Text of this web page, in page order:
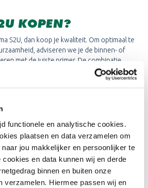
functionele en analytische cookies.
plaatsen en data verzamelen om
jou makkelijker en persoonlijker te
cookies en data kunnen wij en derde
binnen en buiten onze
verzamelen. Hiermee passen wij en
KOPEN?
S2U, dan koop je kwaliteit. Om optimaal te
adviseren we je de binnen- of
met de juiste primer. De combinatie
en de aflak garandeert de kwaliteit. Veel
S2U producten van Sigma met groot
producten in iedere gewenste kleur.
zijn bijvoorbeeld RAL 9010, RAL 9001,
Naast dezeRAL kleurenkun we de S2U
gewenste kleur mengen. Neem
kijkje naar onzeSigma kleuren!Onze
honderdduizenden kleuren uit allerlei